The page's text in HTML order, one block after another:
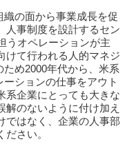
の面から事業成長を促
人事制度を設計するセン
うオペレーションが主
けて行われる人的マネジ
め2000年代から、米系
ションの仕事をアウト
系企業にとっても大きな
のないように付け加え
ではなく、企業の人事部
さい。